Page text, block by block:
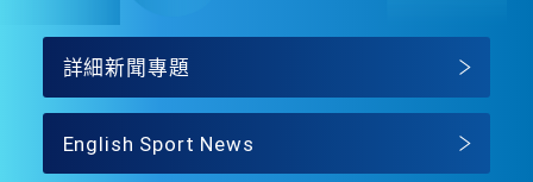
詳細新聞專題
English Sport News